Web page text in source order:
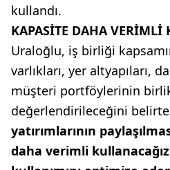
kullandı.
KAPASİTE DAHA VERİMLİ
Uraloğlu, iş birliği
varlıkları, yer altyapıları,
müşteri portföylerinin
değerlendirileceğini
yatırımlarının
daha verimli